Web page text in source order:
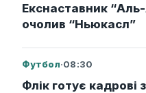
Екснаставник
очолив “Ньюкасл”
Футбол·08:30
Флік готує кадрові